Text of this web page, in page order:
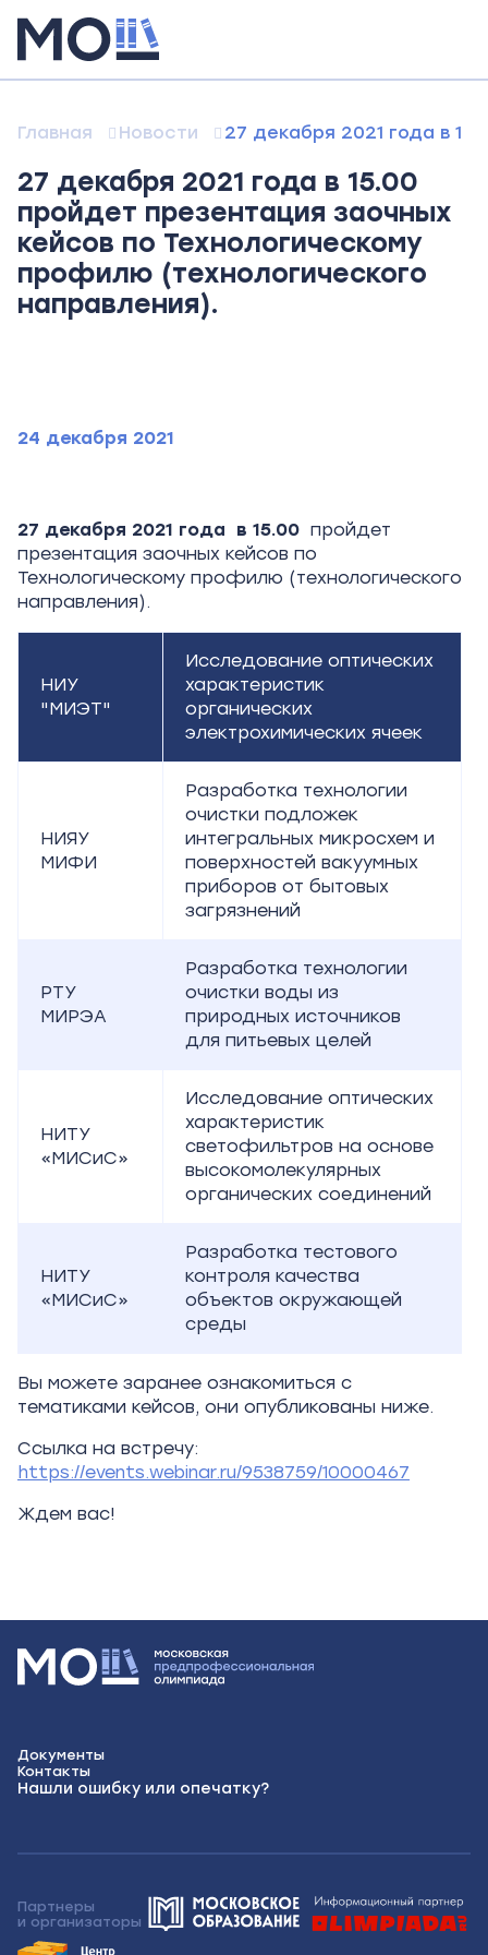
Главная Новости 27 декабря 2021 года в
27 декабря 2021 года в 15.00
пройдет презентация заочных
кейсов по Технологическому
профилю (технологического
направления).
24 декабря 2021
27 декабря 2021 года в 15.00 пройдет
презентация заочных кейсов по
Технологическому профилю (технологического
направления).
НИУ
"МИЭТ"
Исследование оптических
характеристик
органических
электрохимических ячеек
НИЯУ
МИФИ
Разработка технологии
очистки подложек
интегральных микросхем и
поверхностей вакуумных
приборов от бытовых
загрязнений
РТУ
МИРЭА
Разработка технологии
очистки воды из
природных источников
для питьевых целей
НИТУ
«МИСиС»
Исследование оптических
характеристик
светофильтров на основе
высокомолекулярных
органических соединений
НИТУ
«МИСиС»
Разработка тестового
контроля качества
объектов окружающей
среды
Вы можете заранее ознакомиться с
тематиками кейсов, они опубликованы ниже.
Ссылка на встречу:
https://events.webinar.ru/9538759/10000467
Ждем вас!
Документы
Контакты
Нашли ошибку или опечатку?
Партнеры
и организаторы